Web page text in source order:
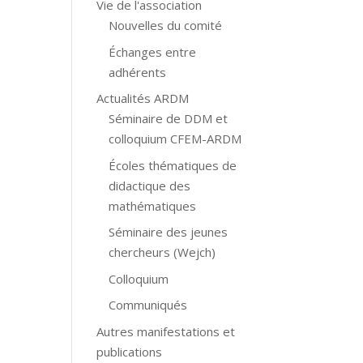
Vie de l'association
Nouvelles du comité
Échanges entre
adhérents
Actualités ARDM
Séminaire de DDM et
colloquium CFEM-ARDM
Écoles thématiques de
didactique des
mathématiques
Séminaire des jeunes
chercheurs (Wejch)
Colloquium
Communiqués
Autres manifestations et
publications